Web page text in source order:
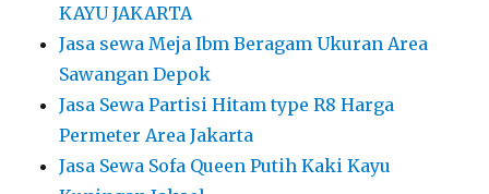
KAYU JAKARTA
Jasa sewa Meja Ibm Beragam Ukuran Area
Sawangan Depok
Jasa Sewa Partisi Hitam type R8 Harga
Permeter Area Jakarta
Jasa Sewa Sofa Queen Putih Kaki Kayu